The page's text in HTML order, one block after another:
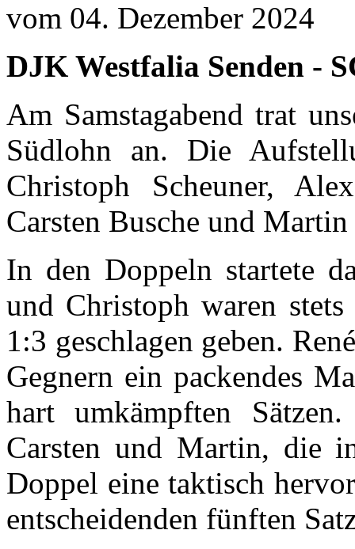
vom 04. Dezember 2024
DJK Westfalia Senden -
Am Samstagabend trat
Südlohn an. Die
Christoph Scheuner,
Carsten Busche und
In den Doppeln startete
und Christoph waren
1:3 geschlagen geben.
Gegnern ein packendes
hart umkämpften
Carsten und Martin, die
Doppel eine taktisch
entscheidenden fünften